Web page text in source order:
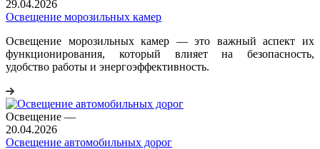
29.04.2026
Освещение морозильных камер
Освещение морозильных камер — это важный аспект их
функционирования, который влияет на безопасность,
удобство работы и энергоэффективность.
Освещение —
20.04.2026
Освещение автомобильных дорог